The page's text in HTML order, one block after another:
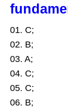
01. C;
02. B;
03. A;
04. C;
05. C;
06. B;